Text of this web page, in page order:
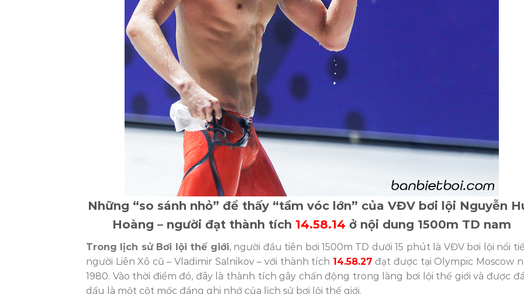
Những “so sánh nhỏ” để thấy “tầm vóc lớn” của VĐV bơi lội Nguyễn
Hoàng – người đạt thành tích 14.58.14 ở nội dung 1500m TD nam
Trong lịch sử Bơi lội thế giới, người đầu tiên bơi 1500m TD dưới 15 phút là VĐV bơi lội nổi
người Liên Xô cũ – Vladimir Salnikov – với thành tích 14.58.27 đạt được tại Olympic Moscow
1980. Vào thời điểm đó, đây là thành tích gây chấn động trong làng bơi lội thế giới và được
dấu là một cột mốc đáng ghi nhớ của lịch sử bơi lội thế giới.